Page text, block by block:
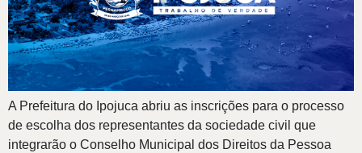
A Prefeitura do Ipojuca abriu as inscrições para o processo
de escolha dos representantes da sociedade civil que
integrarão o Conselho Municipal dos Direitos da Pessoa